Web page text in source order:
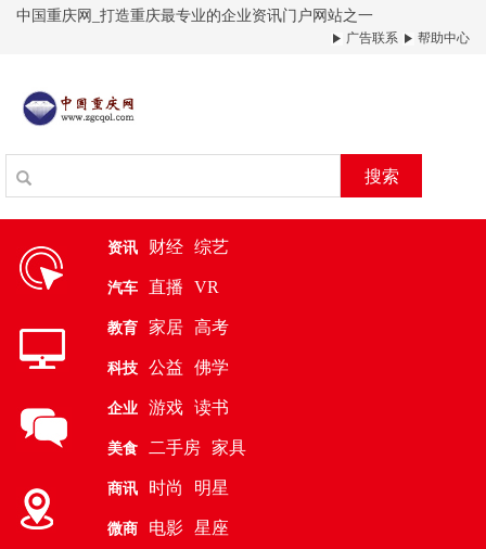
中国重庆网_打造重庆最专业的企业资讯门户网站之一
广告联系 帮助中心
搜索
资讯 财经 综艺
汽车 直播 VR
教育 家居 高考
科技 公益 佛学
企业 游戏 读书
美食 二手房 家具
商讯 时尚 明星
微商 电影 星座